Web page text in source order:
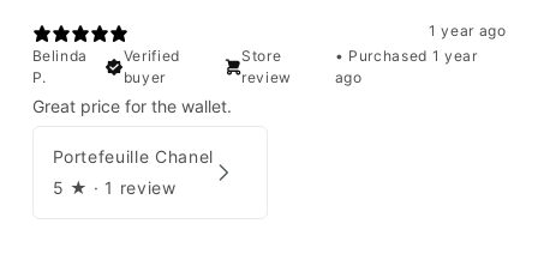
1 year ago
Belinda
P.
Verified
buyer
Store
review
• Purchased 1 year
ago
Great price for the wallet.
Portefeuille Chanel
5 ★ · 1 review